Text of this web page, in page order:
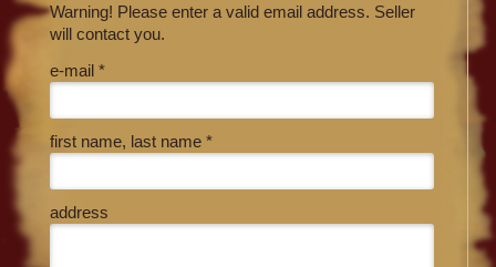
Warning! Please enter a valid email address. Seller
will contact you.
e-mail *
first name, last name *
address